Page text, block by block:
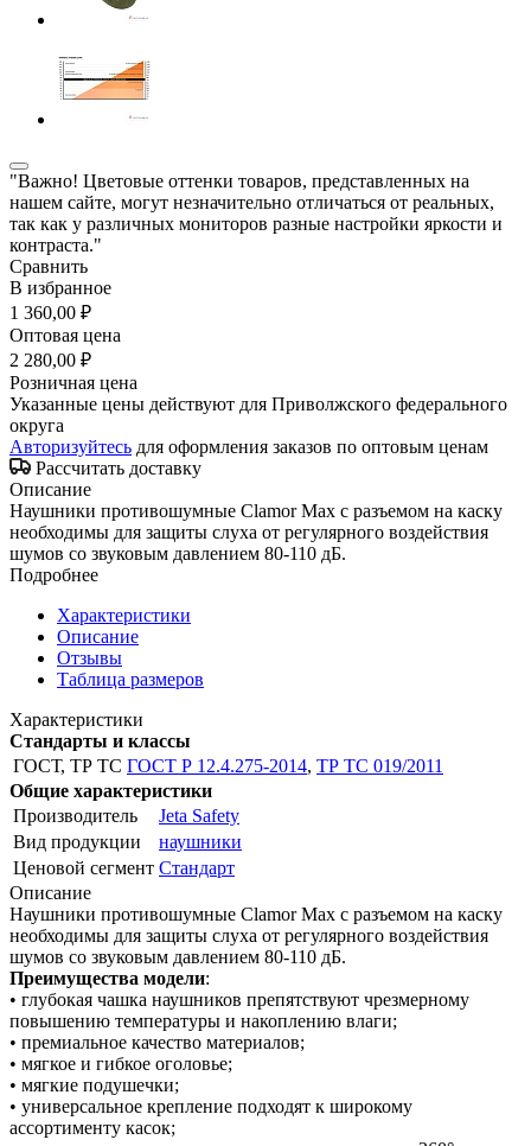
"Важно! Цветовые оттенки товаров, представленных на
нашем сайте, могут незначительно отличаться от реальных,
так как у различных мониторов разные настройки яркости и
контраста."
Сравнить
В избранное
1 360,00 ₽
Оптовая цена
2 280,00 ₽
Розничная цена
Указанные цены действуют для Приволжского федерального
округа
Авторизуйтесь для оформления заказов по оптовым ценам
Рассчитать доставку
Описание
Наушники противошумные Clamor Max с разъемом на каску
необходимы для защиты слуха от регулярного воздействия
шумов со звуковым давлением 80-110 дБ.
Подробнее
Характеристики
Описание
Отзывы
Таблица размеров
Характеристики
Стандарты и классы
ГОСТ, ТР ТС ГОСТ Р 12.4.275-2014, ТР ТС 019/2011
Общие характеристики
Производитель
Jeta Safety
Вид продукции
наушники
Ценовой сегмент Стандарт
Описание
Наушники противошумные Clamor Max с разъемом на каску
необходимы для защиты слуха от регулярного воздействия
шумов со звуковым давлением 80-110 дБ.
Преимущества модели:
• глубокая чашка наушников препятствуют чрезмерному
повышению температуры и накоплению влаги;
• премиальное качество материалов;
• мягкое и гибкое оголовье;
• мягкие подушечки;
• универсальное крепление подходят к широкому
ассортименту касок;